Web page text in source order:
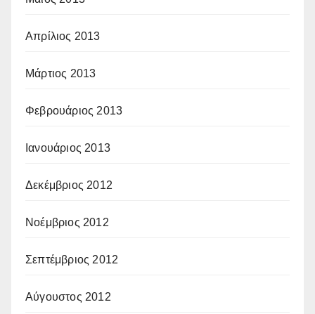
Απρίλιος 2013
Μάρτιος 2013
Φεβρουάριος 2013
Ιανουάριος 2013
Δεκέμβριος 2012
Νοέμβριος 2012
Σεπτέμβριος 2012
Αύγουστος 2012